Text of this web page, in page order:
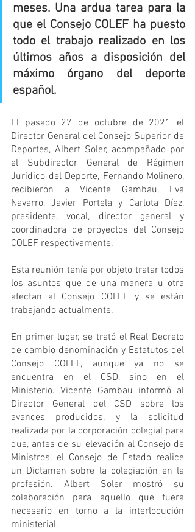
meses. Una ardua tarea para la
que el Consejo COLEF ha puesto
todo el trabajo realizado en los
últimos años a disposición del
máximo órgano del deporte
español.
El pasado 27 de octubre de 2021 el
Director General del Consejo Superior de
Deportes, Albert Soler, acompañado por
el Subdirector General de Régimen
Jurídico del Deporte, Fernando Molinero,
recibieron a Vicente Gambau, Eva
Navarro, Javier Portela y Carlota Díez,
presidente, vocal, director general y
coordinadora de proyectos del Consejo
COLEF respectivamente.
Esta reunión tenía por objeto tratar todos
los asuntos que de una manera u otra
afectan al Consejo COLEF y se están
trabajando actualmente.
En primer lugar, se trató el Real Decreto
de cambio denominación y Estatutos del
Consejo COLEF, aunque ya no se
encuentra en el CSD, sino en el
Ministerio. Vicente Gambau informó al
Director General del CSD sobre los
avances producidos, y la solicitud
realizada por la corporación colegial para
que, antes de su elevación al Consejo de
Ministros, el Consejo de Estado realice
un Dictamen sobre la colegiación en la
profesión. Albert Soler mostró su
colaboración para aquello que fuera
necesario en torno a la interlocución
ministerial.